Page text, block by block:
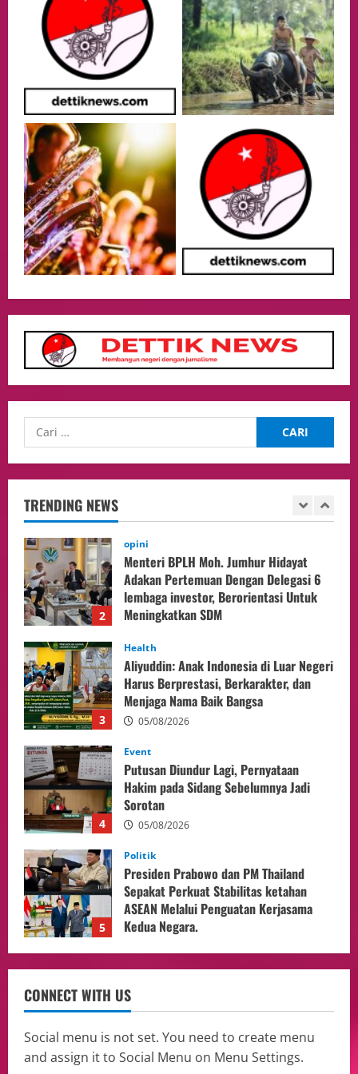
TRENDING NEWS
05/08/2026
3
Health
Aliyuddin: Anak Indonesia di Luar Negeri
Harus Berprestasi, Berkarakter, dan
Menjaga Nama Baik Bangsa
05/08/2026
4
Putusan Diundur Lagi, Pernyataan
Hakim pada Sidang Sebelumnya Jadi
Sorotan
05/08/2026
5
Politik
Presiden Prabowo dan PM Thailand
Sepakat Perkuat Stabilitas ketahan
Kedua Negara.
Culture
Pengadilan Agama Jakarta Pusat
Selesaikan 25 Perkara Isbat Nikah bagi
WNI di Johor Bahru
2
Adakan Pertemuan Dengan Delegasi 6
3
Health
Aliyuddin: Anak Indonesia di Luar Negeri
Harus Berprestasi, Berkarakter, dan
Menjaga Nama Baik Bangsa
05/08/2026
4
Event
Putusan Diundur Lagi, Pernyataan
Hakim pada Sidang Sebelumnya Jadi
Sorotan
05/08/2026
5
Politik
Presiden Prabowo dan PM Thailand
Sepakat Perkuat Stabilitas ketahan
ASEAN Melalui Penguatan Kerjasama
Kedua Negara.
1
Culture
Pengadilan Agama Jakarta Pusat
Selesaikan 25 Perkara Isbat Nikah bagi
WNI di Johor Bahru
06/08/2026
2
Adakan Pertemuan Dengan Delegasi 6
lembaga investor, Berorientasi Untuk
Meningkatkan SDM
05/08/2026
Health
CONNECT WITH US
Social menu is not set. You need to create menu
and assign it to Social Menu on Menu Settings.